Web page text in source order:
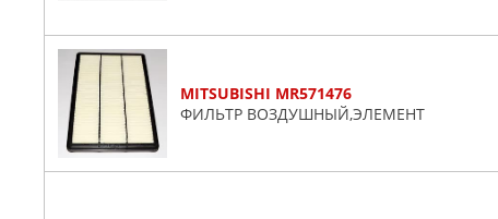
MITSUBISHI MR571476
ФИЛЬТР ВОЗДУШНЫЙ,ЭЛЕМЕНТ